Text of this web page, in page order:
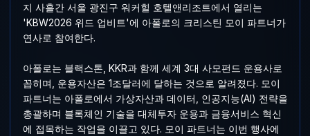
지 사흘간 서울 광진구 워커힐 호텔앤리조트에서 열리는
'KBW2026 위드 업비트'에 아폴로의 크리스틴 모이 파트너가
연사로 참여한다.
아폴로는 블랙스톤, KKR과 함께 세계 3대 사모펀드 운용사로
꼽히며, 운용자산은 1조달러에 달하는 것으로 알려졌다. 모이
파트너는 아폴로에서 가상자산과 데이터, 인공지능(AI) 전략을
총괄하며 블록체인 기술을 대체투자 운용과 금융서비스 혁신
에 접목하는 작업을 이끌고 있다. 모이 파트너는 이번 행사에